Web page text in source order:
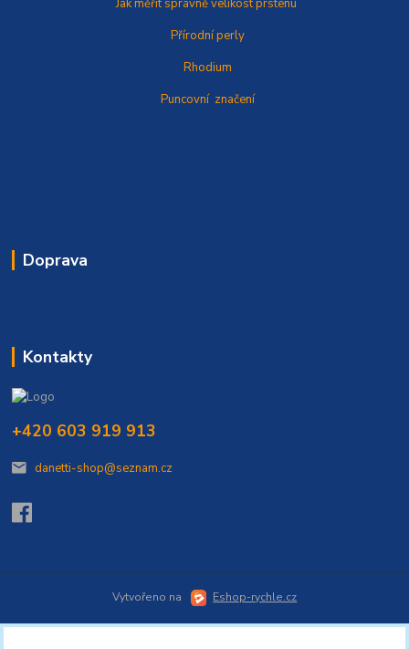
Přírodní perly
Rhodium
Puncovní značení
Doprava
Kontakty
+420 603 919 913
danetti-shop@seznam.cz
Vytvořeno na Eshop-rychle.cz